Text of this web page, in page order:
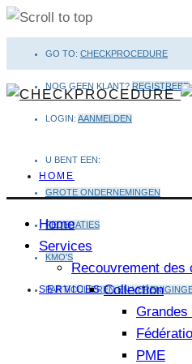
au
contenu
GO TO: CHECKPROCEDURE
NOG GEEN KLANT? REGISTREER
LOGIN: AANMELDEN
U BENT EEN:
GROTE ONDERNEMINGEN
FEDERATIES
KMO'S
PARTICULIEREN EN
HOME
SERVICES
Home
Services
Recouvrement des
Collection
Grandes
PME